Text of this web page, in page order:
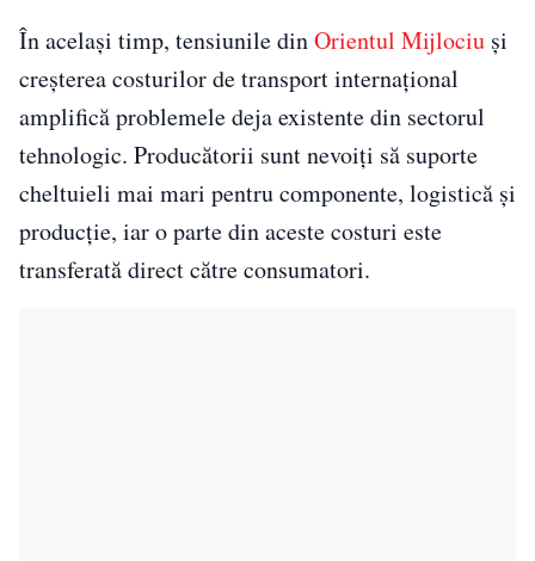
În același timp, tensiunile dinOrientul Mijlociu și
creșterea costurilor de transport internațional
amplifică problemele deja existente din sectorul
tehnologic. Producătorii sunt nevoiți să suporte
cheltuieli mai mari pentru componente, logistică și
producție, iar o parte din aceste costuri este
transferată direct către consumatori.